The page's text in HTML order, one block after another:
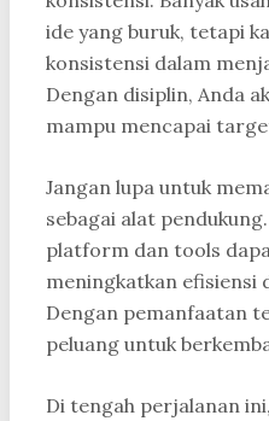
ide yang buruk, tetapi
konsistensi dalam
Dengan disiplin, Anda
mampu mencapai
Jangan lupa untuk
sebagai alat
platform dan tools
meningkatkan efisiensi
Dengan pemanfaatan
peluang untuk
Di tengah perjalanan